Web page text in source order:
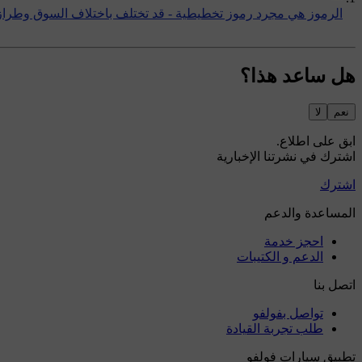
الرموز هي مجرد رموز تخطيطية - قد تختلف باختلاف السوق
هل ساعد هذا؟
نعم لا